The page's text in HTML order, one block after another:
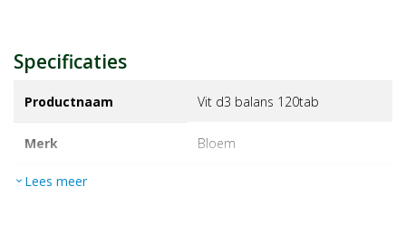
Specificaties
Productnaam Vit d3 balans 120tab
Merk bloem
EAN
expand_more Lees meer